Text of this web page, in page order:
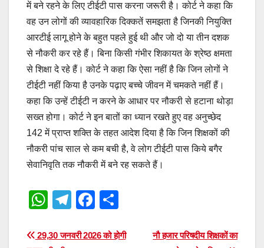
में बने रहने के लिए टीईटी पास करना जरूरी है। कोर्ट ने कहा कि
वह उन लोगों की व्यावहारिक दिक्कतें समझता है जिनकी नियुक्ति
आरटीई लागू होने के बहुत पहले हुई थी और जो दो या तीन दशक
से नौकरी कर रहे हैं। बिना किसी गंभीर शिकायत के श्रेष्ठ क्षमता
से शिक्षा दे रहे हैं। कोर्ट ने कहा कि ऐसा नहीं है कि जिन लोगों ने
टीईटी नहीं किया है उनके पढ़ाए बच्चे जीवन में चमकते नहीं हैं।
कहा कि उन्हें टीईटी न करने के आधार पर नौकरी से हटाना थोड़ा
सख्त होगा। कोर्ट ने इन बातों का ध्यान रखते हुए वह अनुच्छेद
142 में प्राप्त शक्ति के तहत आदेश दिया है कि जिन शिक्षकों की
नौकरी पांच साल से कम बची है, वे लोग टीईटी पास किये बगैर
सेवानिवृति तक नौकरी में बने रह सकते हैं।
W
at
T
e
F
c
ar
Post
नौ हजार परिषदीय शिक्षकों का
29,30 जनवरी 2026 को होगी